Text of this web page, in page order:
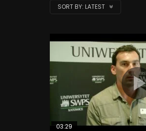
SORT BY: LATEST
03:29